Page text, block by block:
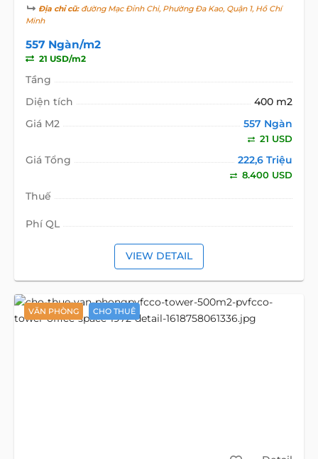
Địa chỉ cũ:đường Mạc Đỉnh Chi, Phường Đa Kao, Quận 1, Hồ Chí
Minh
557 Ngàn/m2
21 USD/m2
Tầng
Diện tích
400 m2
Giá M2
557 Ngàn
21 USD
Giá Tổng 222,6 Triệu
8.400 USD
Thuế
Phí QL
VIEW DETAIL
VĂN PHÒNG CHO THUÊ